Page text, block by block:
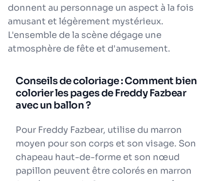
donnent au personnage un aspect à la fois
amusant et légèrement mystérieux.
L'ensemble de la scène dégage une
atmosphère de fête et d'amusement.
Conseils de coloriage : Comment bien
colorier les pages de Freddy Fazbear
avec un ballon ?
Pour Freddy Fazbear, utilise du marron
moyen pour son corps et son visage. Son
chapeau haut-de-forme et son nœud
papillon peuvent être colorés en marron